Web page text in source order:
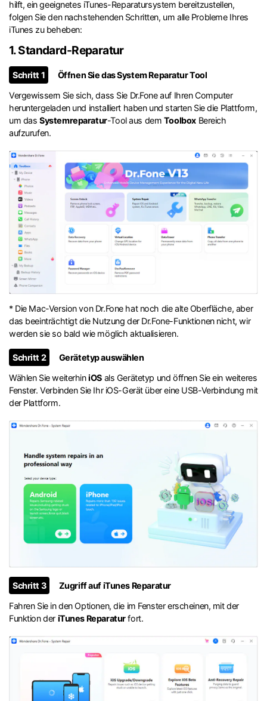
hilft, ein geeignetes iTunes-Reparatursystem bereitzustellen,
folgen Sie den nachstehenden Schritten, um alle Probleme Ihres
iTunes zu beheben:
1. Standard-Reparatur
Schritt 1
Öffnen Sie das System Reparatur Tool
Vergewissern Sie sich, dass Sie Dr.Fone auf Ihren Computer
heruntergeladen und installiert haben und starten Sie die Plattform,
um dasSystemreparatur-Tool aus dem ToolboxBereich
aufzurufen.
* Die Mac-Version von Dr.Fone hat noch die alte Oberfläche, aber
das beeinträchtigt die Nutzung der Dr.Fone-Funktionen nicht, wir
werden sie so bald wie möglich aktualisieren.
Schritt 2
Gerätetyp auswählen
Wählen Sie weiterhiniOSals Gerätetyp und öffnen Sie ein weiteres
Fenster. Verbinden Sie Ihr iOS-Gerät über eine USB-Verbindung mit
der Plattform.
Schritt 3
Zugriff auf iTunes Reparatur
Fahren Sie in den Optionen, die im Fenster erscheinen, mit der
Funktion der iTunes Reparaturfort.